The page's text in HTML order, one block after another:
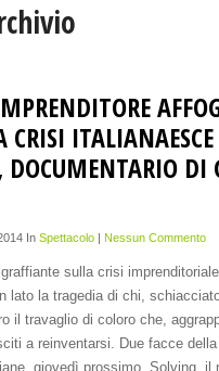
CRISI
DOCUMENTARIO DI
InSpettacolo |Nessun Commento
sulla crisi
lato la tragedia di chi,
il travaglio di coloro che,
a reinventarsi. Due facce
giovedì prossimo, Solving, il